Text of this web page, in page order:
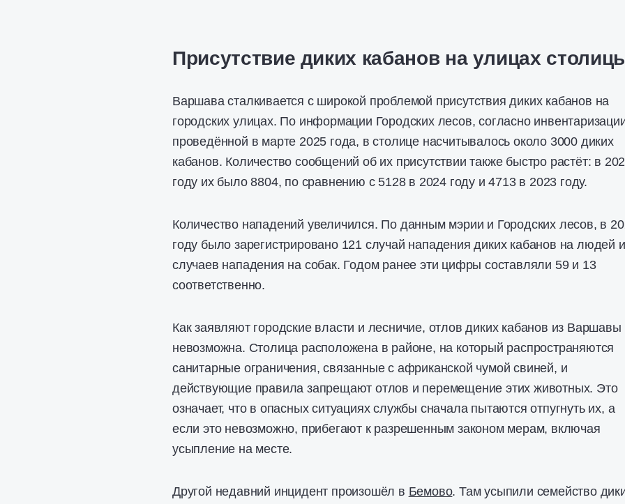
Присутствие диких кабанов на улицах
Варшава сталкивается с широкой проблемой присутствия диких кабанов на
городских улицах. По информации Городских лесов, согласно
проведённой в марте 2025 года, в столице насчитывалось около 3000 диких
кабанов. Количество сообщений об их присутствии также быстро растёт: в
году их было 8804, по сравнению с 5128 в 2024 году и 4713 в 2023 году.
Количество нападений увеличился. По данным мэрии и Городских лесов, в
году было зарегистрировано 121 случай нападения диких кабанов на людей
случаев нападения на собак. Годом ранее эти цифры составляли 59 и 13
соответственно.
Как заявляют городские власти и лесничие, отлов диких кабанов из Варшавы
невозможна. Столица расположена в районе, на который распространяются
санитарные ограничения, связанные с африканской чумой свиней, и
действующие правила запрещают отлов и перемещение этих животных. Это
означает, что в опасных ситуациях службы сначала пытаются отпугнуть их, а
если это невозможно, прибегают к разрешенным законом мерам, включая
усыпление на месте.
Другой недавний инцидент произошёл в Бемово. Там усыпили семейство